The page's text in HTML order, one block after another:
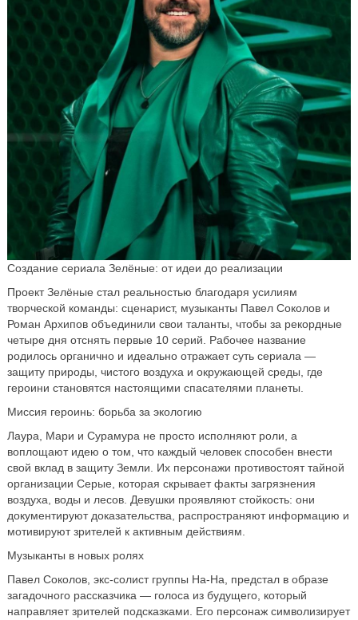
Создание сериала Зелёные: от идеи до реализации
Проект Зелёные стал реальностью благодаря усилиям
творческой команды: сценарист, музыканты Павел Соколов и
Роман Архипов объединили свои таланты, чтобы за рекордные
четыре дня отснять первые 10 серий. Рабочее название
родилось органично и идеально отражает суть сериала —
защиту природы, чистого воздуха и окружающей среды, где
героини становятся настоящими спасателями планеты.
Миссия героинь: борьба за экологию
Лаура, Мари и Сурамура не просто исполняют роли, а
воплощают идею о том, что каждый человек способен внести
свой вклад в защиту Земли. Их персонажи противостоят тайной
организации Серые, которая скрывает факты загрязнения
воздуха, воды и лесов. Девушки проявляют стойкость: они
документируют доказательства, распространяют информацию и
мотивируют зрителей к активным действиям.
Музыканты в новых ролях
Павел Соколов, экс-солист группы На-На, предстал в образе
загадочного рассказчика — голоса из будущего, который
направляет зрителей подсказками. Его персонаж символизирует